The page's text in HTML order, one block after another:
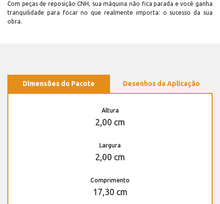
Com peças de reposição CNH, sua máquina não fica parada e você ganha
tranquilidade para focar no que realmente importa: o sucesso da sua
obra.
Dimensões do Pacote Desenhos da Aplicação
Altura
2,00 cm
Largura
2,00 cm
Comprimento
17,30 cm